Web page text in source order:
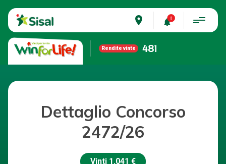
place
Rendite vinte 481
Dettaglio Concorso
2472/26
Vinti 1.041 €